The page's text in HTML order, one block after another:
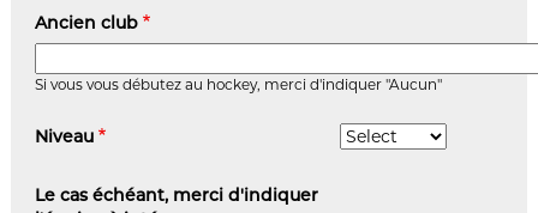
Ancien club
Si vous vous débutez au hockey, merci d'indiquer "Aucun"
Niveau
Le cas échéant, merci d'indiquer